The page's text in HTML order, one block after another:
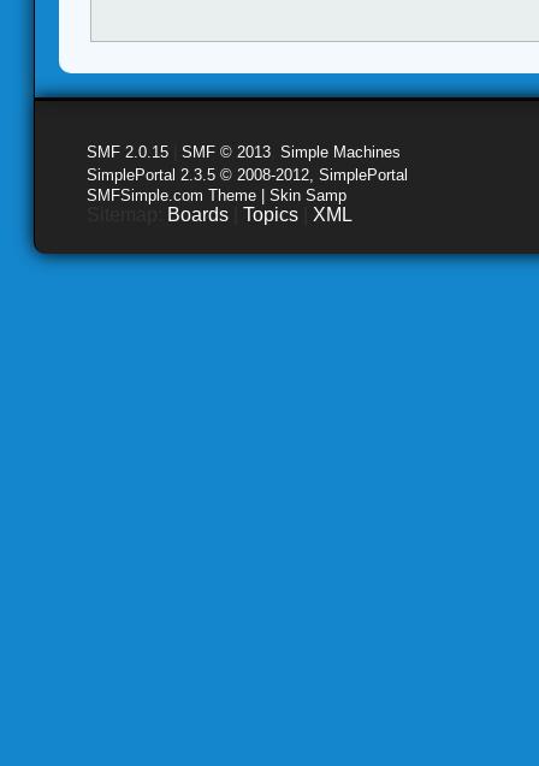
SMF 2.0.15 SMF © 2013 Simple Machines
SimplePortal 2.3.5 © 2008-2012, SimplePortal
SMFSimple.com Theme | Skin Samp
Boards Topics XML